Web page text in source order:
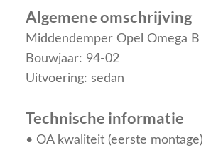
Algemene omschrijving
Middendemper Opel Omega B
Bouwjaar: 94-02
Uitvoering: sedan
Technische informatie
• OA kwaliteit (eerste montage)